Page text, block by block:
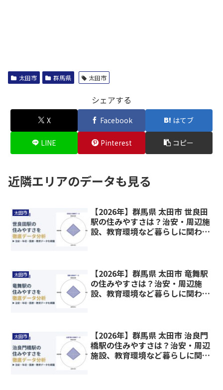
太田市 群馬県 太田市
シェアする
X Facebook はてブ
LINE Pinterest コピー
近隣エリアのデータも見る
太田市
【2026年】群馬県 太田市 世良田
駅の住みやすさは？治安・周辺施
設、教育環境など暮らしに関わる
太田市
【2026年】群馬県 太田市 竜舞駅
の住みやすさは？治安・周辺施
設、教育環境など暮らしに関わる
太田市
【2026年】群馬県 太田市 治良門
橋駅の住みやすさは？治安・周辺
施設、教育環境など暮らしに関わ